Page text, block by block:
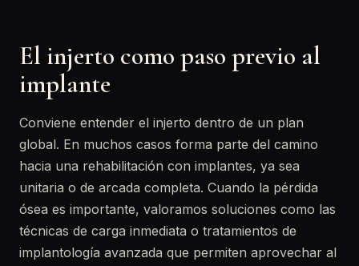
El injerto como paso previo al
implante
Conviene entender el injerto dentro de un plan
global. En muchos casos forma parte del camino
hacia una rehabilitación con implantes, ya sea
unitaria o de arcada completa. Cuando la pérdida
ósea es importante, valoramos soluciones como las
técnicas de carga inmediata o tratamientos de
implantología avanzada que permiten aprovechar al